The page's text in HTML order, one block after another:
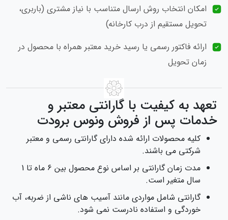
امکان انتخاب روش ارسال متناسب با نیاز مشتری (باربری،
تحویل مستقیم از درب کارخانه)
ارائه فاکتور رسمی یا رسید خرید معتبر همراه با محصول در
زمان تحویل
تعهد به کیفیت با گارانتی معتبر و
خدمات پس از فروش ونوس برودت
کلیه محصولات ارائه شده دارای گارانتی رسمی و معتبر
شرکتی می‌ باشند.
مدت زمان گارانتی بر اساس نوع محصول بین ۶ ماه تا 1
سال متغیر است.
گارانتی شامل مواردی مانند آسیب‌ های ناشی از ضربه، آب‌
خوردگی و استفاده نادرست نمی‌ شود.